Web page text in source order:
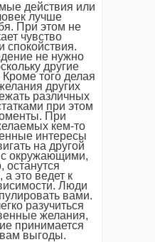
действия или
лучше
При этом не
чувство
спокойствия.
не нужно
другие
того делая
других
различных
при этом
При
кем-то
интересы
на другой
окружающими,
останутся
это ведет к
Люди
вами.
разучиться
желания,
принимается
выгоды.